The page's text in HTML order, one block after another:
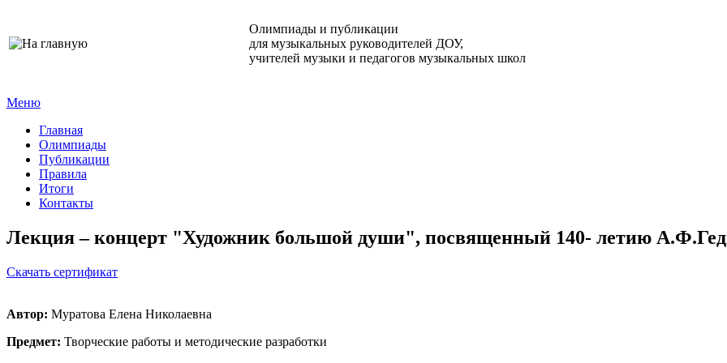
Олимпиады и публикации
для музыкальных руководителей ДОУ,
учителей музыки и педагогов музыкальных школ
Меню
Главная
Олимпиады
Публикации
Правила
Итоги
Контакты
Лекция – концерт "Художник большой души", посвященный 140- летию
Cкачать сертификат
Автор: Муратова Елена Николаевна
Предмет: Творческие работы и методические разработки